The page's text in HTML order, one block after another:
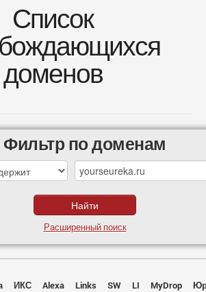
Список
доменов
Фильтр по доменам
Расширенный поиск
ИКС Alexa Links SW LI MyDrop